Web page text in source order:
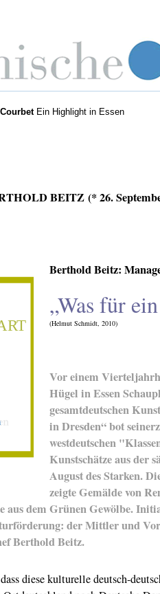
Ein Highlight in Essen
BEITZ (* 26.
Berthold Beitz:
„Was für
(Helmut Schmidt, 2010)
Vor einem
Hügel in Essen
gesamtdeutschen
in Dresden“ bot
westdeutschen
Kunstschätze aus der
August des Starken.
zeigte Gemälde von
aus dem Grünen Gewölbe.
der Mittler und
Berthold Beitz.
diese kulturelle deutsch-